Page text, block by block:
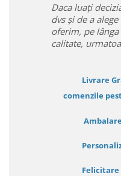
Daca luați
dvs și de a
oferim, pe
calitate,
Livrare
comenzile